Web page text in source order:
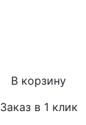
В корзину
Заказ в 1 клик